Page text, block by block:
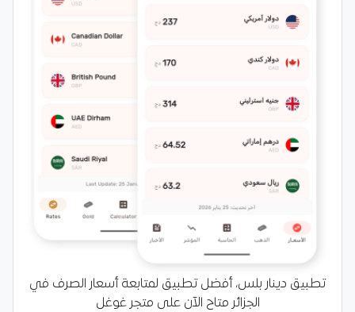
تطبيق دينار بلس، أفضل تطبيق لمتابعة أسعار الصرف في
الجزائر متاح الآن على متجر غوغل